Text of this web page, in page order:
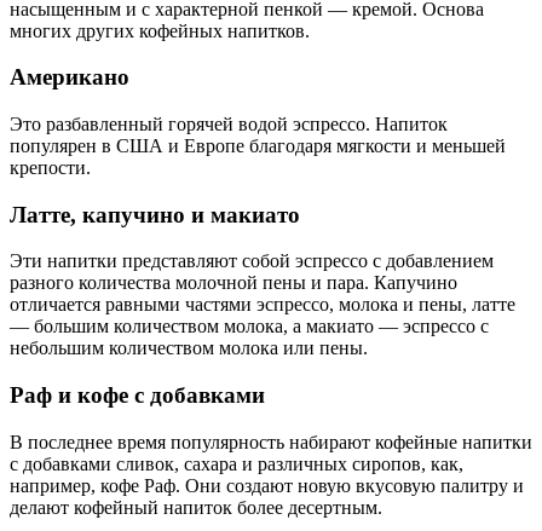
насыщенным и с характерной пенкой — кремой. Основа
многих других кофейных напитков.
Американо
Это разбавленный горячей водой эспрессо. Напиток
популярен в США и Европе благодаря мягкости и меньшей
крепости.
Латте, капучино и макиато
Эти напитки представляют собой эспрессо с добавлением
разного количества молочной пены и пара. Капучино
отличается равными частями эспрессо, молока и пены, латте
— большим количеством молока, а макиато — эспрессо с
небольшим количеством молока или пены.
Раф и кофе с добавками
В последнее время популярность набирают кофейные напитки
с добавками сливок, сахара и различных сиропов, как,
например, кофе Раф. Они создают новую вкусовую палитру и
делают кофейный напиток более десертным.